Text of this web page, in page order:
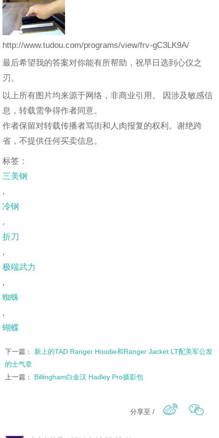
http://www.tudou.com/programs/view/frv-gC3LK9A/
最后希望我的答案对你能有所帮助，祝早日选到心仪之
刃。
以上所有图片均来源于网络，非商业引用。 因涉及敏感信
息，转载需争得作者同意。
作者保留对转载传播者骂街和人肉报复的权利。谢绝跨
省，不提供任何买卖信息。
标签：
三美钢
,
冷钢
,
折刀
,
极端武力
,
蜘蛛
,
蝴蝶
下一篇： 新上的TAD Ranger Hoodie和Ranger Jacket LT配美军公发
的士气章
上一篇： Billingham白金汉 Hadley Pro摄影包
分享至 /